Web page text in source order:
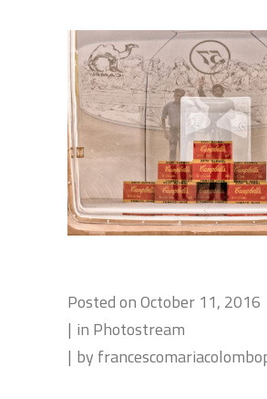
Posted onOctober 11, 2016
in Photostream
by